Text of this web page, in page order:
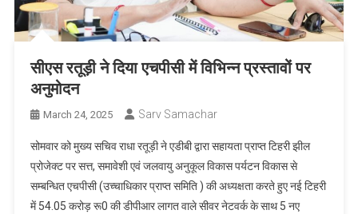
सीएस रतूड़ी ने दिया एचपीसी में विभिन्न प्रस्तावों पर
अनुमोदन
March 24, 2025 Sarv Samachar
सोमवार को मुख्य सचिव राधा रतूड़ी ने एडीबी द्वारा सहायता प्राप्त टिहरी झील
प्रोजेक्ट पर सत्त, समावेशी एवं जलवायु अनुकूल विकास पर्यटन विकास से
सम्बन्धित एचपीसी (उच्चाधिकार प्राप्त समिति ) की अध्यक्षता करते हुए नई टिहरी
में 54.05 करोड़ रू0 की डीपीआर लागत वाले सीवर नेटवर्क के साथ 5 नए